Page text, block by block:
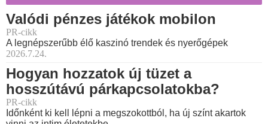
Valódi pénzes játékok mobilon
PR-cikk
A legnépszerűbb élő kaszinó trendek és nyerőgépek
2026.7.24.
Hogyan hozzatok új tüzet a
hosszútávú párkapcsolatokba?
PR-cikk
Időnként ki kell lépni a megszokottból, ha új színt akartok